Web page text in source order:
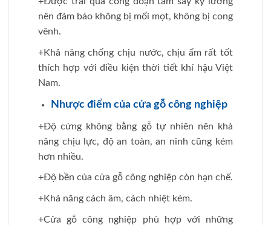
nên đảm bảo không bị mối mọt, không bị cong
vênh.
+Khả năng chống chịu nước, chịu ẩm rất tốt
thích hợp với điều kiện thời tiết khí hậu Việt
Nam.
Nhược điểm của cửa gỗ công nghiệp
+Độ cứng không bằng gỗ tự nhiên nên khả
năng chịu lực, độ an toàn, an ninh cũng kém
hơn nhiều.
+Độ bền của cửa gỗ công nghiệp còn hạn chế.
+Khả năng cách âm, cách nhiệt kém.
+Cửa gỗ công nghiệp phù hợp với những